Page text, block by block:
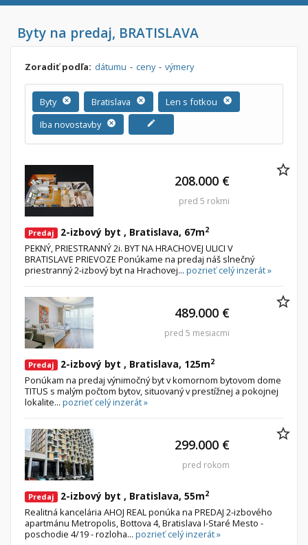
Byty na predaj, BRATISLAVA
Zoradiť podľa: dátumu - ceny - výmery
Byty cancel Bratislava cancel Len s fotkou cancel
Iba novostavby cancel edit
Predaj 2-izbový byt , Bratislava, 67m2
PEKNÝ, PRIESTRANNÝ 2i. BYT NA HRACHOVEJ ULICI V
BRATISLAVE PRIEVOZE Ponúkame na predaj náš slnečný
priestranný 2-izbový byt na Hrachovej... pozrieť celý inzerát »
208.000 €
pred 5 rokmi
Predaj 2-izbový byt , Bratislava, 125m2
Ponúkam na predaj výnimočný byt v komornom bytovom dome
TITUS s malým počtom bytov, situovaný v prestížnej a pokojnej
lokalite... pozrieť celý inzerát »
489.000 €
pred 5 mesiacmi
Predaj 2-izbový byt , Bratislava, 55m2
Realitná kancelária AHOJ REAL ponúka na PREDAJ 2-izbového
apartmánu Metropolis, Bottova 4, Bratislava I-Staré Mesto -
poschodie 4/19 - rozloha... pozrieť celý inzerát »
299.000 €
pred rokom